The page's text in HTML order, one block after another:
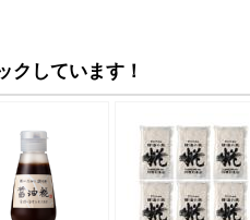
クしています！